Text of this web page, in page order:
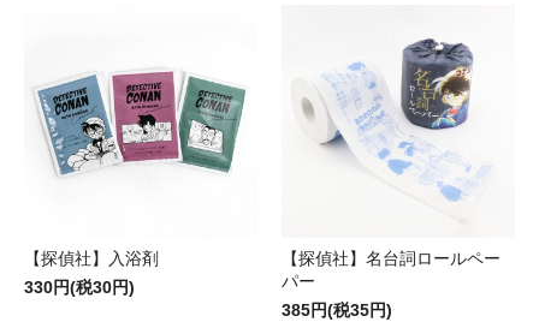
【探偵社】入浴剤
330円(税30円)
【探偵社】名台詞ロールペー
パー
385円(税35円)